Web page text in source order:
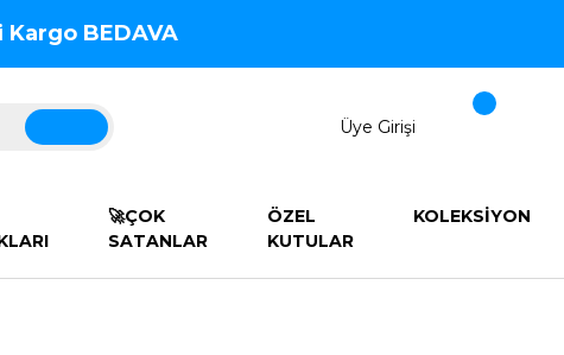
Kargo BEDAVA
Üye Girişi
🚀ÇOK
SATANLAR
ÖZEL
KUTULAR
KOLEKSİYON